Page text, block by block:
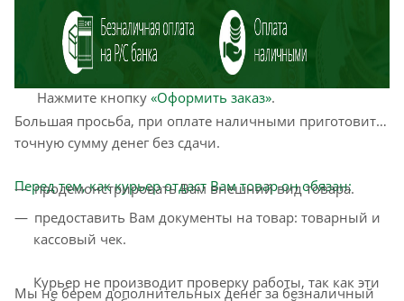
Заполняете полностью форму по последовательным
этапам: адрес, способ доставки, оплаты, данные о
себе. Советуем в комментарии к заказу написать
информацию, которая поможет курьеру вас найти.
Нажмите кнопку «Оформить заказ».
Большая просьба, при оплате наличными приготовить
точную сумму денег без сдачи.
Перед тем, как курьер отдаст Вам товар он обязан:
продемонстрировать Вам внешний вид товара.
предоставить Вам документы на товар: товарный и
кассовый чек.
Курьер не производит проверку работы, так как эти
Мы не берем дополнительных денег за безналичный